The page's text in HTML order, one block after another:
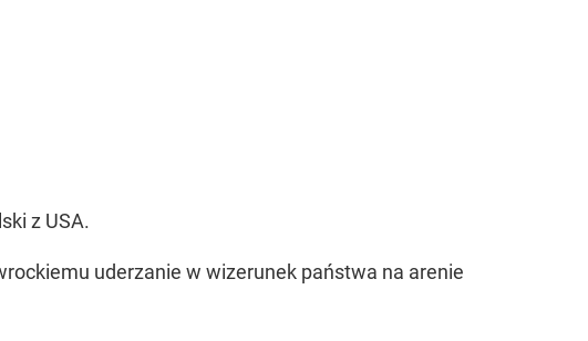
z USA.
uderzanie w wizerunek państwa na arenie